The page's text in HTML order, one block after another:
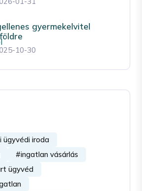
gyermekelvitel
10-30
ügyvédi iroda
#ingatlan vásárlás
ügyvéd